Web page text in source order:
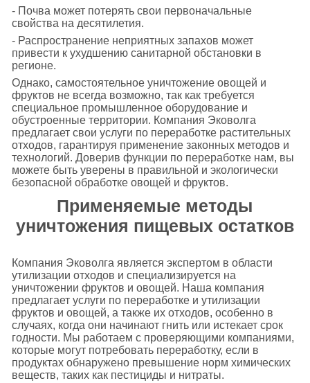
- Почва может потерять свои первоначальные
свойства на десятилетия.
- Распространение неприятных запахов может
привести к ухудшению санитарной обстановки в
регионе.
Однако, самостоятельное уничтожение овощей и
фруктов не всегда возможно, так как требуется
специальное промышленное оборудование и
обустроенные территории. Компания Эковолга
предлагает свои услуги по переработке растительных
отходов, гарантируя применение законных методов и
технологий. Доверив функции по переработке нам, вы
можете быть уверены в правильной и экологически
безопасной обработке овощей и фруктов.
Применяемые методы
уничтожения пищевых остатков
Компания Эковолга является экспертом в области
утилизации отходов и специализируется на
уничтожении фруктов и овощей. Наша компания
предлагает услуги по переработке и утилизации
фруктов и овощей, а также их отходов, особенно в
случаях, когда они начинают гнить или истекает срок
годности. Мы работаем с проверяющими компаниями,
которые могут потребовать переработку, если в
продуктах обнаружено превышение норм химических
веществ, таких как пестициды и нитраты.